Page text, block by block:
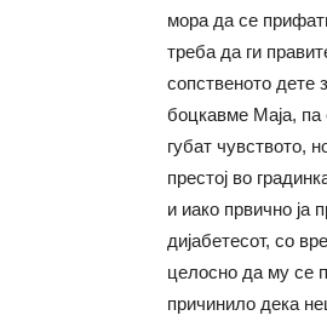
мора да се
треба да ги
сопственото дете
боцкавме Маја, па
губат чувството,
престој во
и иако првично ја
дијабетесот, со
целосно да му се
причинило дека